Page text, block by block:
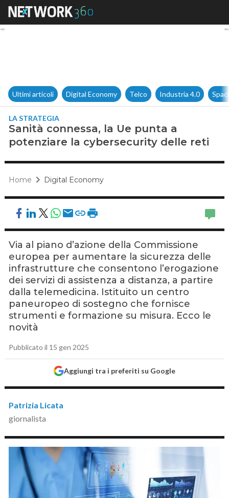
Sanità connessa, la Ue
Ultimi articoli Digital Economy Telco Industria 4.0
LA STRATEGIA
Sanità connessa, la Ue punta a
potenziare la cybersecurity delle reti
Home Digital Economy
Via al piano d’azione della Commissione
europea per aumentare la sicurezza delle
infrastrutture che consentono l’erogazione
dei servizi di assistenza a distanza, a partire
dalla telemedicina. Istituito un centro
paneuropeo di sostegno che fornisce
strumenti e formazione su misura. Ecco le
novità
Pubblicato il 15 gen 2025
Aggiungi tra i preferiti su Google
Patrizia Licata
giornalista